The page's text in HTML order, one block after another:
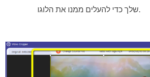
שלך כדי להעלים ממנו את הלוגו.